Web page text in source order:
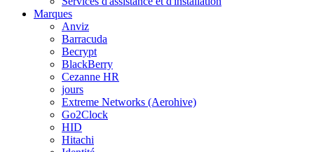
Marques
Anviz
Barracuda
Becrypt
BlackBerry
Cezanne HR
jours
Extreme Networks (Aerohive)
Go2Clock
HID
Hitachi